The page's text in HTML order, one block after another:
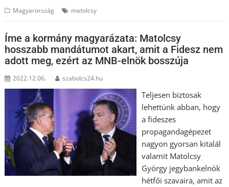
Magyarország matolcsy
Íme a kormány magyarázata: Matolcsy
hosszabb mandátumot akart, amit a Fidesz nem
adott meg, ezért az MNB-elnök bosszúja
2022.12.06. szabolcs24.hu
Teljesen biztosak
lehettünk abban, hogy
a fideszes
propagandagépezet
nagyon gyorsan kitalál
valamit Matolcsy
György jegybankelnök
hétfői szavaira, amit az